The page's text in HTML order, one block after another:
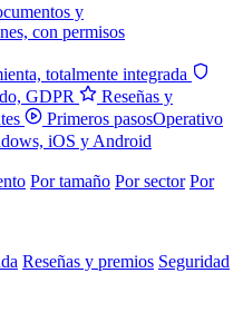
y
con permisos
totalmente integrada
GDPR
Reseñas y
Primeros pasosOperativo
iOS y Android
Por tamaño Por sector Por
Reseñas y premios Seguridad